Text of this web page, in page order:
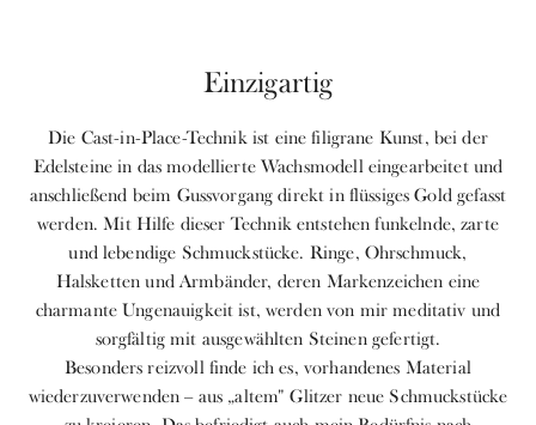
Einzigartig
Die Cast-in-Place-Technik ist eine filigrane Kunst, bei der
Edelsteine in das modellierte Wachsmodell eingearbeitet und
anschließend beim Gussvorgang direkt in flüssiges Gold gefasst
werden. Mit Hilfe dieser Technik entstehen funkelnde, zarte
und lebendige Schmuckstücke. Ringe, Ohrschmuck,
Halsketten und Armbänder, deren Markenzeichen eine
charmante Ungenauigkeit ist, werden von mir meditativ und
sorgfältig mit ausgewählten Steinen gefertigt.
Besonders reizvoll finde ich es, vorhandenes Material
wiederzuverwenden – aus „altem" Glitzer neue Schmuckstücke